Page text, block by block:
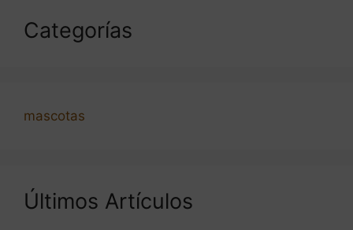
Categorías
mascotas
Últimos Artículos